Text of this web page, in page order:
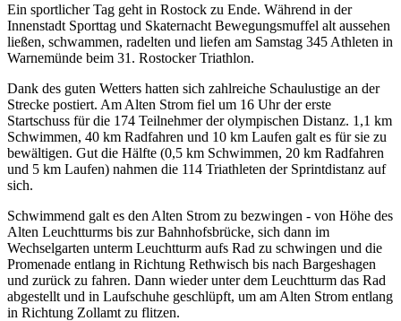
Ein sportlicher Tag geht in Rostock zu Ende. Während in der
Innenstadt Sporttag und Skaternacht Bewegungsmuffel alt aussehen
ließen, schwammen, radelten und liefen am Samstag 345 Athleten in
Warnemünde beim 31. Rostocker Triathlon.
Dank des guten Wetters hatten sich zahlreiche Schaulustige an der
Strecke postiert. Am Alten Strom fiel um 16 Uhr der erste
Startschuss für die 174 Teilnehmer der olympischen Distanz. 1,1 km
Schwimmen, 40 km Radfahren und 10 km Laufen galt es für sie zu
bewältigen. Gut die Hälfte (0,5 km Schwimmen, 20 km Radfahren
und 5 km Laufen) nahmen die 114 Triathleten der Sprintdistanz auf
sich.
Schwimmend galt es den Alten Strom zu bezwingen - von Höhe des
Alten Leuchtturms bis zur Bahnhofsbrücke, sich dann im
Wechselgarten unterm Leuchtturm aufs Rad zu schwingen und die
Promenade entlang in Richtung Rethwisch bis nach Bargeshagen
und zurück zu fahren. Dann wieder unter dem Leuchtturm das Rad
abgestellt und in Laufschuhe geschlüpft, um am Alten Strom entlang
in Richtung Zollamt zu flitzen.